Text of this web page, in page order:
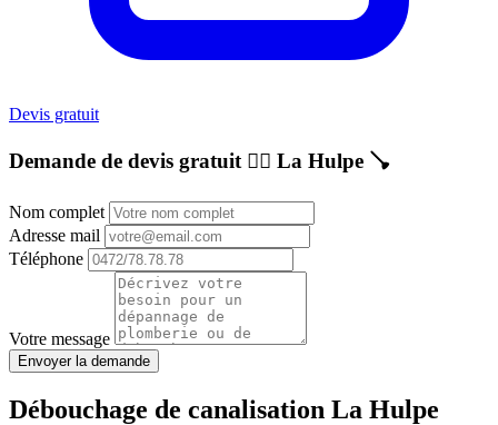
Devis gratuit
Demande de devis gratuit 👷‍♂️ La Hulpe 🪠
Nom complet
Adresse mail
Téléphone
Votre message
Envoyer la demande
Débouchage de canalisation La Hulpe